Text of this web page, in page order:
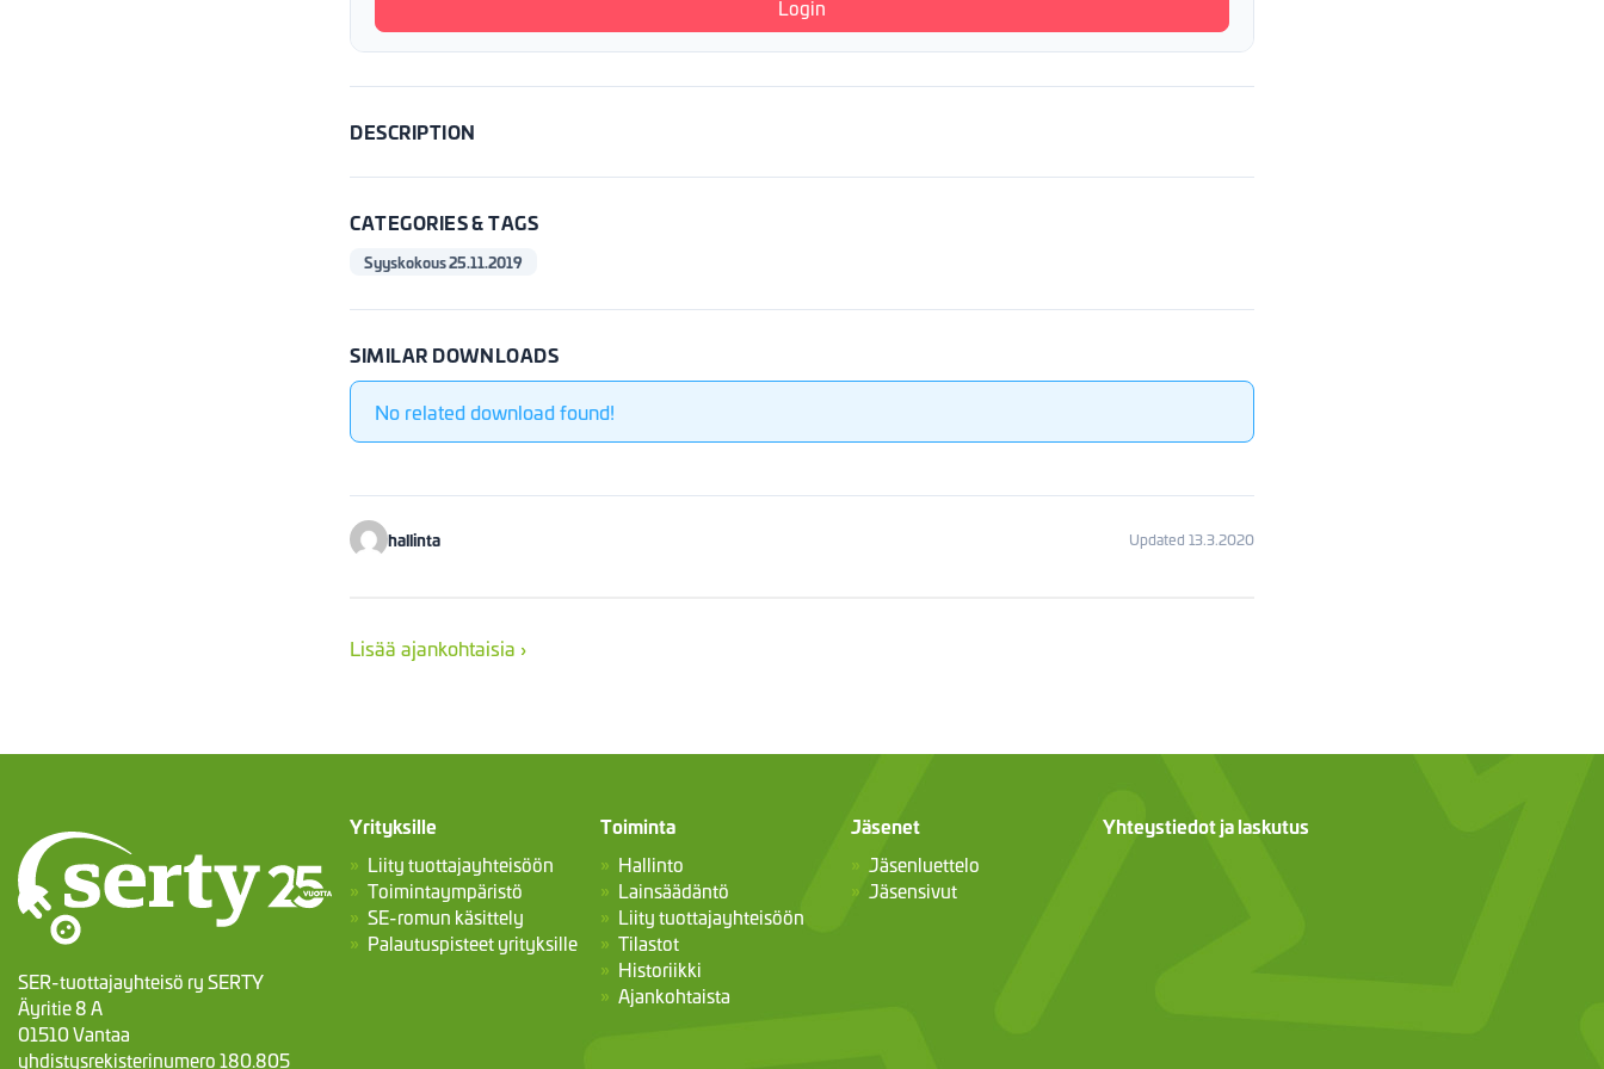
Login
DESCRIPTION
CATEGORIES & TAGS
Syyskokous 25.11.2019
SIMILAR DOWNLOADS
No related download found!
hallinta Updated 13.3.2020
Lisää ajankohtaisia ›
SER-tuottajayhteisö ry SERTY
Äyritie 8 A
01510 Vantaa
yhdistysrekisterinumero 180.805
Yrityksille
Liity tuottajayhteisöön
Toimintaympäristö
SE-romun käsittely
Palautuspisteet yrityksille
Toiminta
Hallinto
Lainsäädäntö
Liity tuottajayhteisöön
Tilastot
Historiikki
Ajankohtaista
Jäsenet
Jäsenluettelo
Jäsensivut
Yhteystiedot ja laskutus